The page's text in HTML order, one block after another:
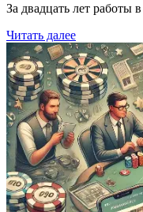
За двадцать лет работы
Читать далее